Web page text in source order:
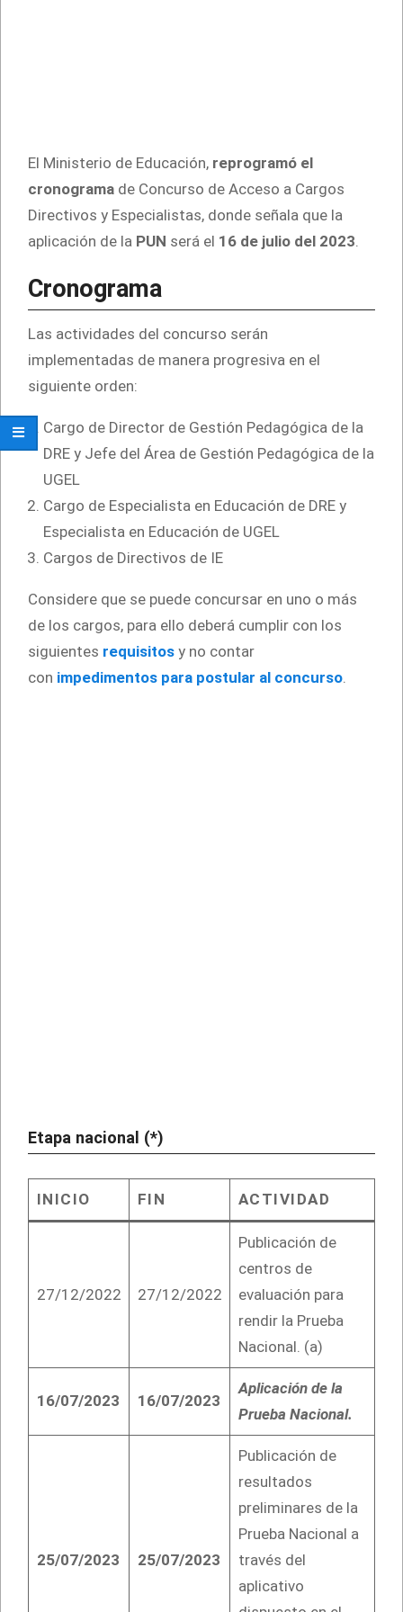
El Ministerio de Educación, reprogramó el
cronograma de Concurso de Acceso a Cargos
Directivos y Especialistas, donde señala que la
aplicación de la PUN será el 16 de julio del 2023.
Cronograma
Las actividades del concurso serán
implementadas de manera progresiva en el
siguiente orden:
Cargo de Director de Gestión Pedagógica de la
DRE y Jefe del Área de Gestión Pedagógica de la
UGEL
Cargo de Especialista en Educación de DRE y
Especialista en Educación de UGEL
Cargos de Directivos de IE
Considere que se puede concursar en uno o más
de los cargos, para ello deberá cumplir con los
siguientes requisitos y no contar
con impedimentos para postular al concurso
Etapa nacional (*)
INICIO FIN ACTIVIDAD
27/12/2022 27/12/2022
Publicación de
centros de
evaluación para
rendir la Prueba
Nacional. (a)
16/07/2023 16/07/2023
Aplicación de la
Prueba Nacional.
25/07/2023 25/07/2023
Publicación de
resultados
preliminares de la
Prueba Nacional a
través del
aplicativo